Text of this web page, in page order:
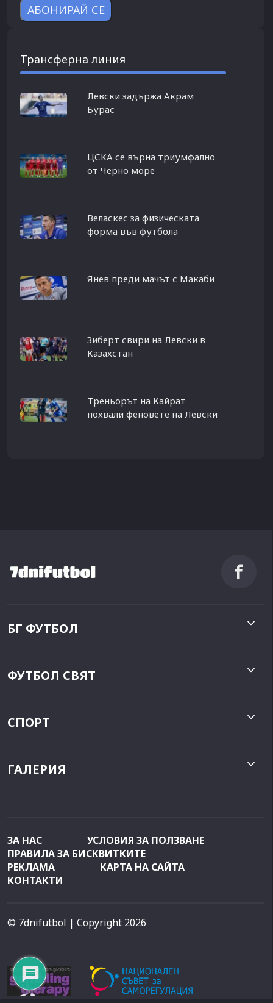
Трансферна линия
Левски задържа Акрам
Бурас
ЦСКА се върна триумфално
от Черно море
Веласкес за физическата
форма във футбола
Янев преди мачът с Макаби
Зиберт свири на Левски в
Казахстан
Треньорът на Кайрат
похвали феновете на Левски
БГ ФУТБОЛ
ФУТБОЛ СВЯТ
СПОРТ
ГАЛЕРИЯ
ЗА НАС
УСЛОВИЯ ЗА ПОЛЗВАНЕ
ПРАВИЛА ЗА БИСКВИТКИТЕ
РЕКЛАМА
КАРТА НА САЙТА
КОНТАКТИ
© 7dnifutbol | Copyright 2026